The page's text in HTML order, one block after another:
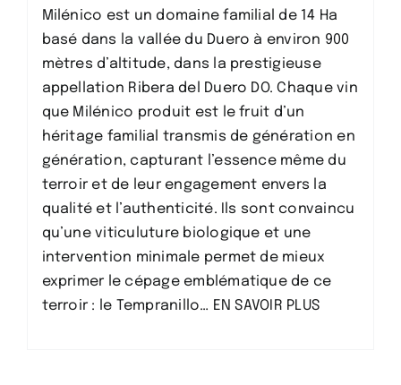
Milénico est un domaine familial de 14 Ha
basé dans la vallée du Duero à environ 900
mètres d’altitude, dans la prestigieuse
appellation Ribera del Duero DO. Chaque vin
que Milénico produit est le fruit d’un
héritage familial transmis de génération en
génération, capturant l’essence même du
terroir et de leur engagement envers la
qualité et l’authenticité. Ils sont convaincu
qu’une viticuluture biologique et une
intervention minimale permet de mieux
exprimer le cépage emblématique de ce
terroir : le Tempranillo… EN SAVOIR PLUS